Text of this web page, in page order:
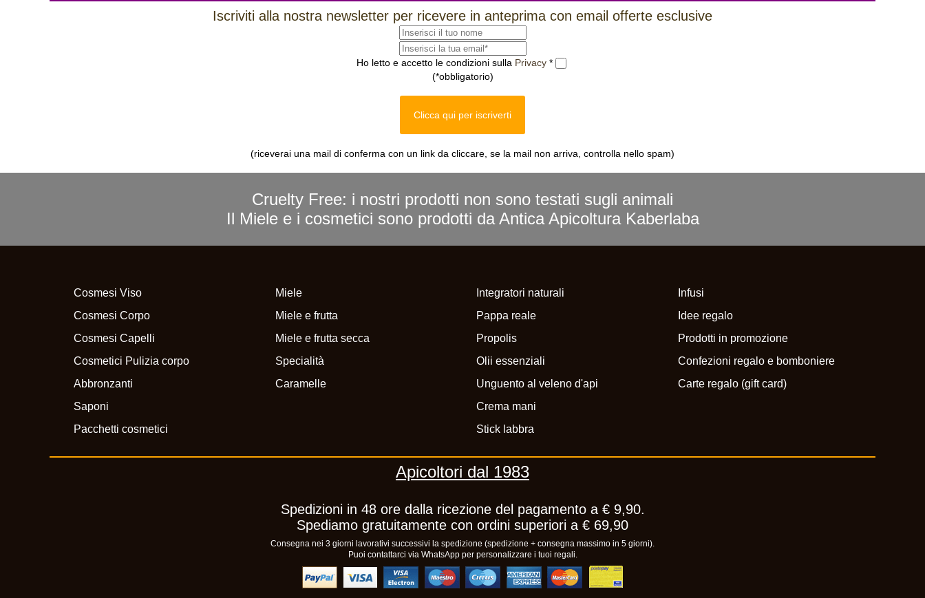
Iscriviti alla nostra newsletter per ricevere in anteprima con email offerte esclusive
Ho letto e accetto le condizioni sulla Privacy *
(*obbligatorio)
Clicca qui per iscriverti
(riceverai una mail di conferma con un link da cliccare, se la mail non arriva, controlla nello spam)
Cruelty Free: i nostri prodotti non sono testati sugli animali
Il Miele e i cosmetici sono prodotti da Antica Apicoltura Kaberlaba
Cosmesi Viso
Cosmesi Corpo
Cosmesi Capelli
Cosmetici Pulizia corpo
Abbronzanti
Saponi
Pacchetti cosmetici
Miele
Miele e frutta
Miele e frutta secca
Specialità
Caramelle
Integratori naturali
Pappa reale
Propolis
Olii essenziali
Unguento al veleno d'api
Crema mani
Stick labbra
Infusi
Idee regalo
Prodotti in promozione
Confezioni regalo e bomboniere
Carte regalo (gift card)
Apicoltori dal 1983
Spedizioni in 48 ore dalla ricezione del pagamento a € 9,90.
Spediamo gratuitamente con ordini superiori a € 69,90
Consegna nei 3 giorni lavorativi successivi la spedizione (spedizione + consegna massimo in 5 giorni).
Puoi contattarci via WhatsApp per personalizzare i tuoi regali.